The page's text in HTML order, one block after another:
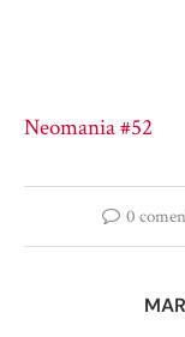
Neomania #52
0